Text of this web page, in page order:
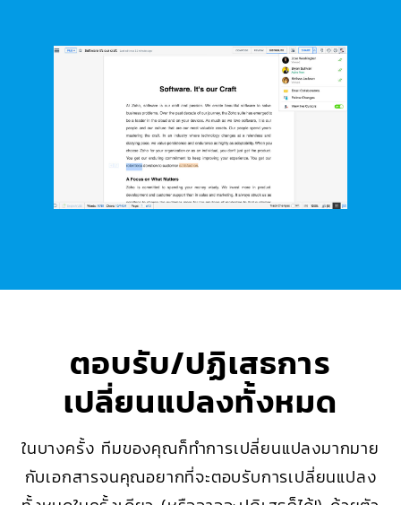
ตอบรับ/ปฏิเสธการ
เปลี่ยนแปลงทั้งหมด
ในบางครั้ง ทีมของคุณก็ทำการเปลี่ยนแปลงมากมาย
กับเอกสารจนคุณอยากที่จะตอบรับการเปลี่ยนแปลง